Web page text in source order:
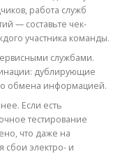
работа служб
— составьте чек-
участника команды.
службами.
дублирующие
обмена информацией.
Если есть
тестирование
что даже на
сбои электро- и